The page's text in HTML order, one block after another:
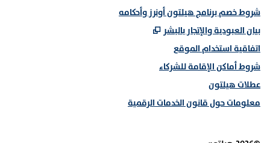
شروط خصم برنامج هيلتون أونرز وأحكامه
بيان العبودية والإتجار بالبشر
اتفاقية استخدام الموقع
شروط أماكن الإقامة للشركاء
عطلات هيلتون
معلومات حول قانون الخدمات الرقمية